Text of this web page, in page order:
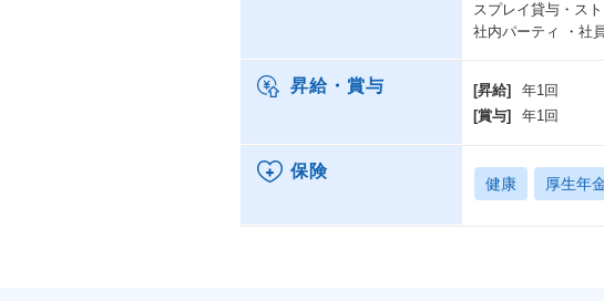
スプレイ貸与・ス
社内パーティ ・社
昇給・賞与 [昇給]
年1回
[賞与]
年1回
保険
健康 厚生年